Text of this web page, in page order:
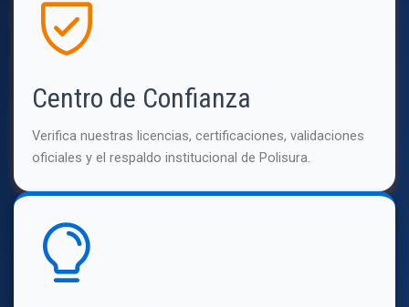
Centro de Confianza
Verifica nuestras licencias, certificaciones, validaciones
oficiales y el respaldo institucional de Polisura.